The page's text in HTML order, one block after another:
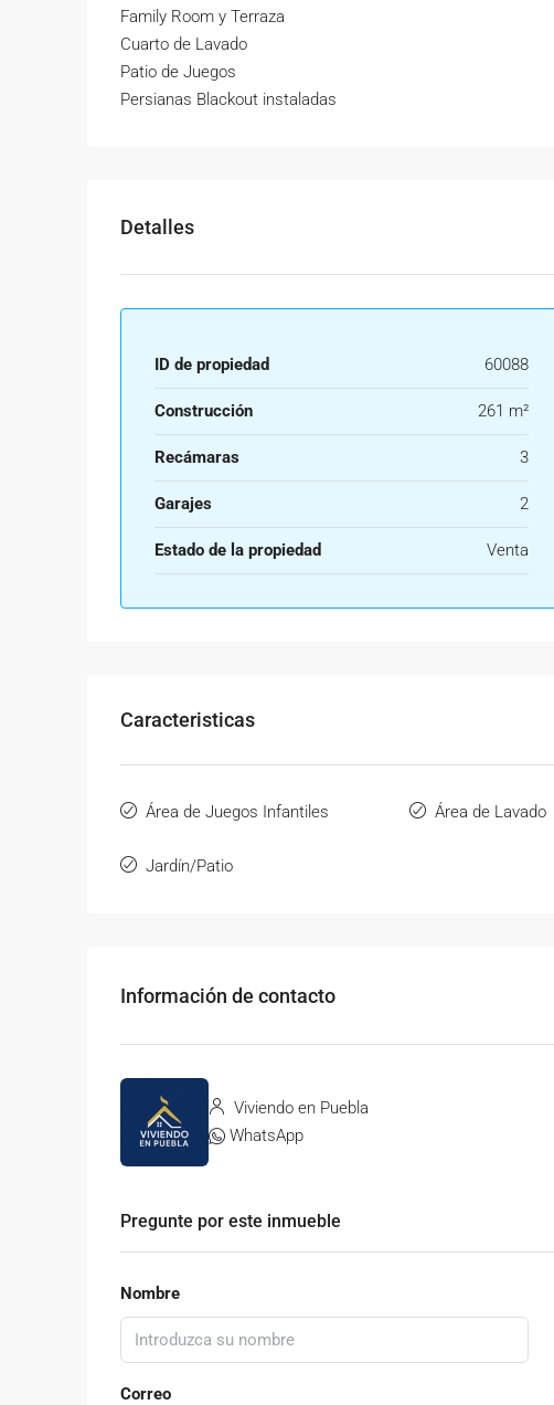
Family Room y Terraza
Cuarto de Lavado
Patio de Juegos
Persianas Blackout instaladas
Detalles
ID de propiedad 60088
Construcción 261 m²
Recámaras 3
Garajes 2
Estado de la propiedad Venta
Caracteristicas
Área de Juegos Infantiles Área de Lavado
Jardín/Patio
Información de contacto
Viviendo en Puebla
WhatsApp
Pregunte por este inmueble
Nombre
Correo